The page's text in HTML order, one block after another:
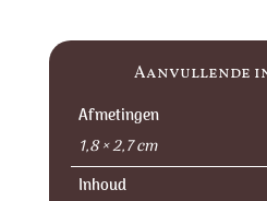
Aanvullende
Afmetingen
1,8 × 2,7 cm
Inhoud